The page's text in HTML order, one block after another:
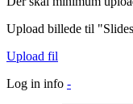
Upload billede til
Upload fil
Log in info -